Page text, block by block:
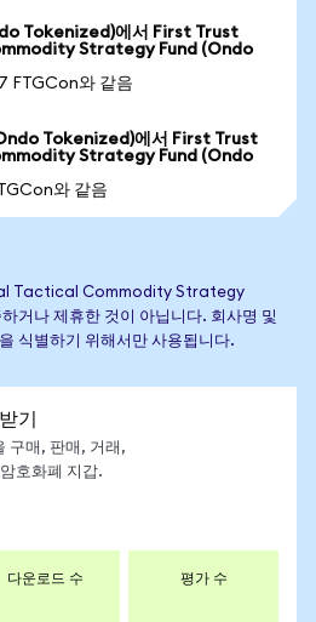
Tokenized)에서 First Trust
Strategy Fund (Ondo
FTGCon와 같음
Tokenized)에서 First Trust
Strategy Fund (Ondo
와 같음
Tactical Commodity Strategy
거나 제휴한 것이 아닙니다. 회사명 및
식별하기 위해서만 사용됩니다.
기
구매, 판매, 거래,
호화폐 지갑.
다운로드 수 평가 수